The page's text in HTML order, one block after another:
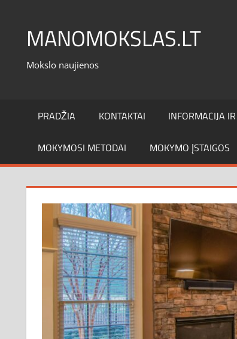
contentMANOMOKSLAS.LT
Mokslo naujienos
PRADŽIA KONTAKTAI INFORMACIJA
MOKYMOSI METODAI MOKYMO ĮSTAIGOS